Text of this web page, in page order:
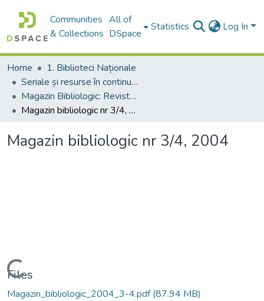
Communities
& Collections
All of
DSpace
Statistics Log In
Home
1. Biblioteci Naționale
Seriale și resurse în continuare
Magazin Bibliologic: Revistă științifică și bibliopraxiologică
Magazin bibliologic nr 3/4, 2004
Magazin bibliologic nr 3/4, 2004
Loading...
Files
Magazin_bibliologic_2004_3-4.pdf(87.94 MB)